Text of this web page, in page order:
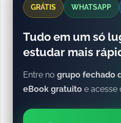
GRÁTIS WHATSAPP
Tudo em um só
estudar mais
Entre no grupo fechado
eBook gratuito e acesse